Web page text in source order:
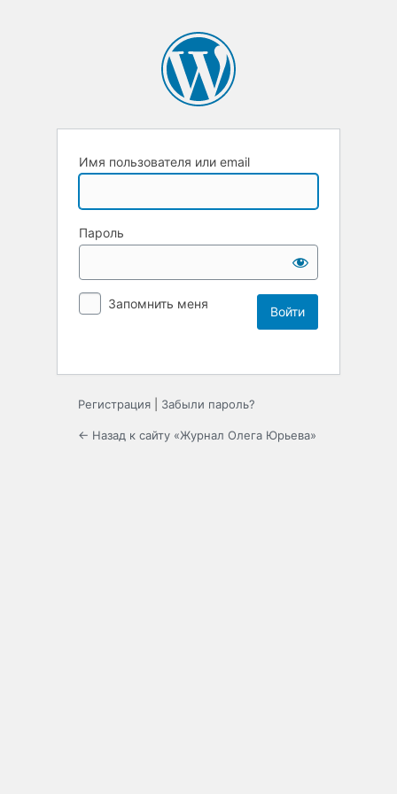
Имя пользователя или email
Пароль
Запомнить меня
Регистрация Забыли пароль?
← Назад к сайту «Журнал Олега Юрьева»